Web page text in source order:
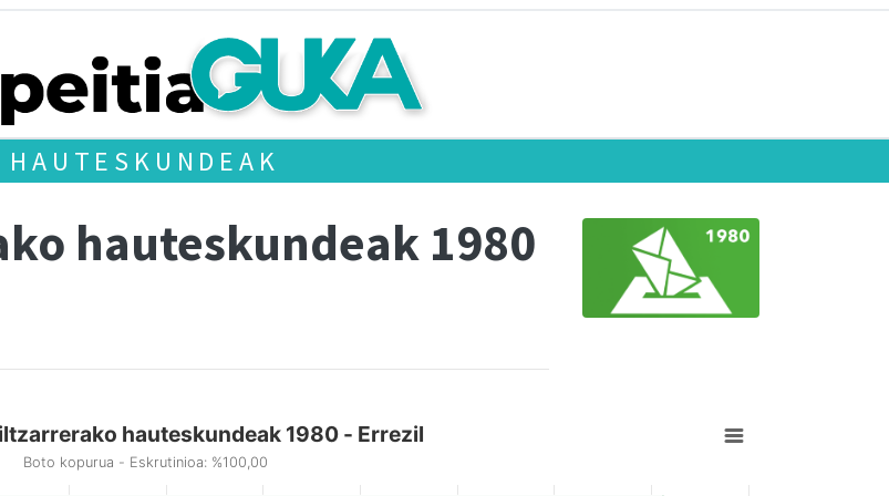
HAUTESKUNDEAK
hauteskundeak 1980
hauteskundeak 1980 - Errezil
Boto kopurua - Eskrutinioa: %100,00